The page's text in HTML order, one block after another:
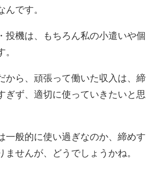
です。
投機は、もちろん私の小遣いや個
から、頑張って働いた収入は、締
ぎず、適切に使っていきたいと思
一般的に使い過ぎなのか、締めす
ませんが、どうでしょうかね。